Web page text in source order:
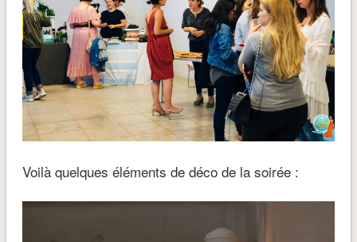
Voilà quelques éléments de déco de la soirée :